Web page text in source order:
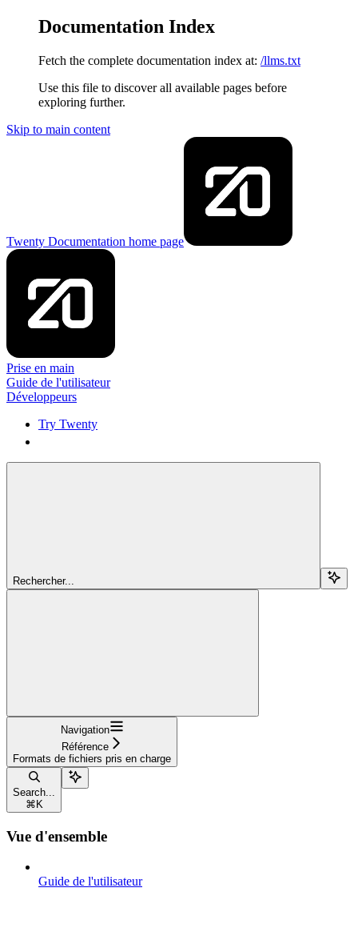
Documentation Index
Fetch the complete documentation index at: /llms.txt
Use this file to discover all available pages before
exploring further.
Skip to main content
Twenty Documentation home page
Prise en main
Guide de l'utilisateur
Développeurs
Try Twenty
Rechercher...
Navigation
Référence
Formats de fichiers pris en charge
Search...
⌘ K
Vue d'ensemble
Guide de l'utilisateur